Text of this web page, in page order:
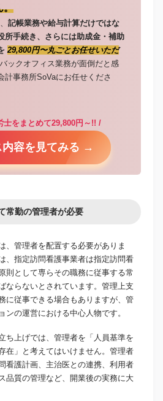
。
記帳業務や給与計算だけではな
所手続き、さらには助成金・補助
29,800円〜丸ごとお任せいただ
ックオフィス業務が面倒だと感
計事務所SoVaにお任せくださ
士をまとめて29,800円～!! /
内容を見てみる →
常勤の管理者が必要
、管理者を配置する必要がありま
、指定訪問看護事業者は指定訪問看
則として専らその職務に従事する常
ならないとされています。管理上支
に従事できる場合もありますが、管
ンの運営における中心人物です。
ち上げでは、管理者を「人員基準を
在」と考えてはいけません。管理者
看護計画、主治医との連携、利用者
品質の管理など、開業後の実務に大